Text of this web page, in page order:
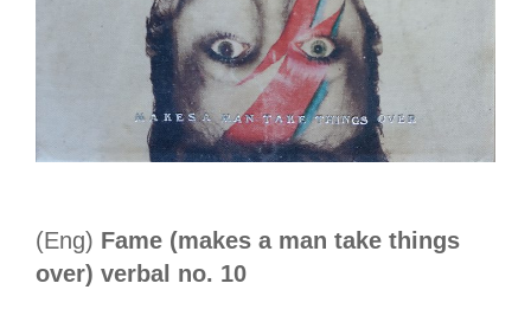
(Eng) Fame (makes a man take things
over) verbal no. 10